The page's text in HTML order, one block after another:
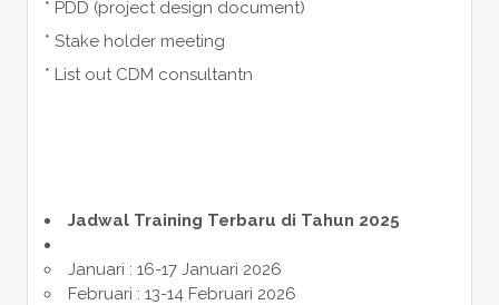
* PDD (project design document)
* Stake holder meeting
* List out CDM consultantn
Jadwal Training Terbaru di Tahun 2025
Januari : 16-17 Januari 2026
Februari : 13-14 Februari 2026